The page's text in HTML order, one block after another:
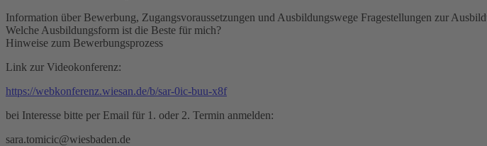
Information über Bewerbung, Zugangsvoraussetzungen und Ausbildungswege Fragestellungen zur
Welche Ausbildungsform ist die Beste für mich?
Hinweise zum Bewerbungsprozess
Link zur Videokonferenz:
https://webkonferenz.wiesan.de/b/sar-0ic-buu-x8f
bei Interesse bitte per Email für 1. oder 2. Termin anmelden:
sara.tomicic@wiesbaden.de